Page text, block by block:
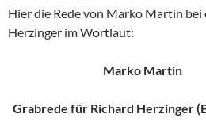
Hier die Rede von Marko Martin
Herzinger im Wortlaut:
Marko Martin
Grabrede für Richard Herzinger